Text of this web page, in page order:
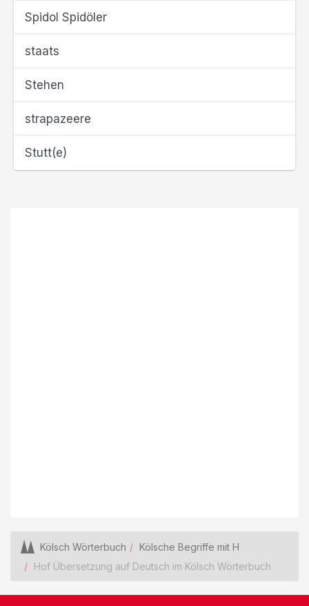
Spidol Spidöler
staats
Stehen
strapazeere
Stutt(e)
Kölsch Wörterbuch
Kölsche Begriffe mit H
Hof Übersetzung auf Deutsch im Kölsch Wörterbuch